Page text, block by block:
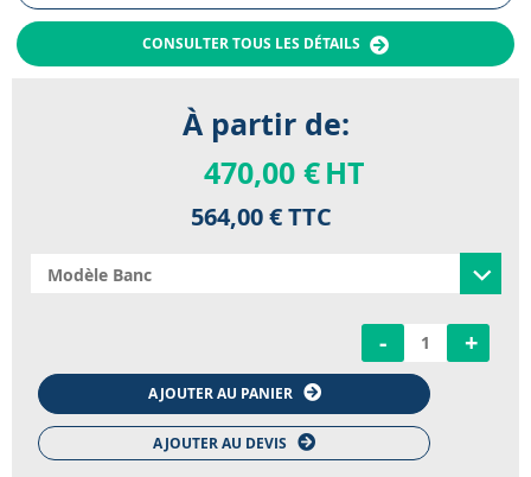
CONSULTER TOUS LES DÉTAILS
À partir de:
470,00 €HT
564,00 €TTC
- +
AJOUTER AU PANIER
AJOUTER AU DEVIS